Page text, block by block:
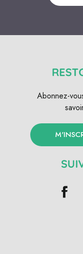
Abonnez-